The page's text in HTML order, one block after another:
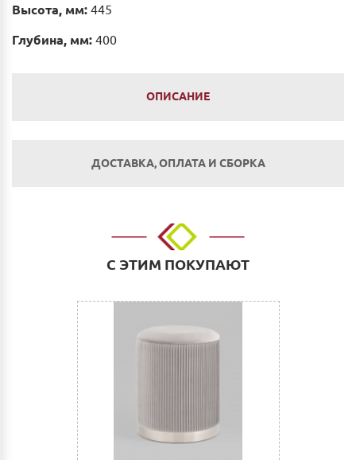
Высота, мм: 445
Глубина, мм: 400
ОПИСАНИЕ
ДОСТАВКА, ОПЛАТА И СБОРКА
Наличным и безналичным расчетом в салоне по
адресу: г. Нижний Новгород, ул. Невзоровых, д.64,
расчетный счет. Для физических и юридических лиц.
Сбербанк Онлайн.
Как оплатить:
Вы можете заполнить реквизиты при оформлении
покупки в Корзине на сайте или прислать их нам на
электронную почту (почта сайта)
После этого Вы получите счет для оплаты с
необходимыми реквизитами, который можно
С ЭТИМ ПОКУПАЮТ